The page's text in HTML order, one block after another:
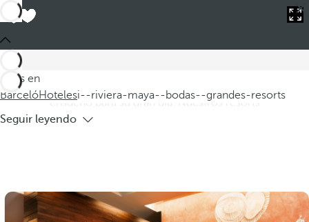
Estás en
BarcelóHotelesi--riviera-maya--bodas--grandes-resorts
Barceló
i--riviera-maya--bodas--grandes-resorts
Hoteles en Riviera Maya para bodas en
grandes resorts
Descubra nuestros hoteles en Riviera Maya, donde podrá
celebrar bodas en grandes resorts que ofrecen un entorno de
ensueño para su gran día. Nuestros resorts
Seguir leyendo